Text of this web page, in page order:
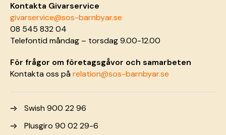
Kontakta Givarservice
givarservice@sos-barnbyar.se
08 545 832 04
Telefontid måndag – torsdag 9.00-12.00
För frågor om företagsgåvor och samarbeten
Kontakta oss pårelation@sos-barnbyar.se
Swish 900 22 96
Plusgiro 90 02 29-6